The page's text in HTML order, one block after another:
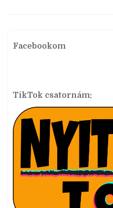
Facebookom
TikTok csatornám: